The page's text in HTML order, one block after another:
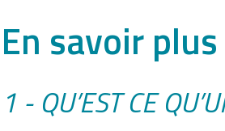
En savoir
1 - QU’EST CE